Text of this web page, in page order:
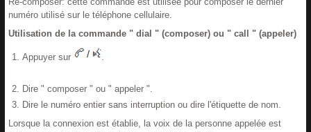
numéro utilisé sur le téléphone cellulaire.
Utilisation de la commande " dial " (composer) ou " call " (appeler)
Appuyer sur .
Dire " composer " ou " appeler ".
Dire le numéro entier sans interruption ou dire l'étiquette de nom.
Lorsque la connexion est établie, la voix de la personne appelée est